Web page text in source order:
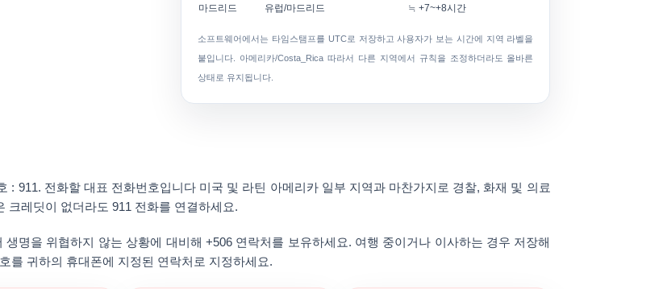
마드리드 유럽/마드리드 ≒ +7~+8시간
소프트웨어에서는 타임스탬프를 UTC로 저장하고 사용자가 보는 시간에 지역 라벨을
붙입니다. 아메리카/Costa_Rica 따라서 다른 지역에서 규칙을 조정하더라도 올바른
상태로 유지됩니다.
: 911. 전화할 대표 전화번호입니다 미국 및 라틴 아메리카 일부 지역과 마찬가지로 경찰, 화재 및 의료
크레딧이 없더라도 911 전화를 연결하세요.
명을 위협하지 않는 상황에 대비해 +506 연락처를 보유하세요. 여행 중이거나 이사하는 경우 저장해
를 귀하의 휴대폰에 지정된 연락처로 지정하세요.